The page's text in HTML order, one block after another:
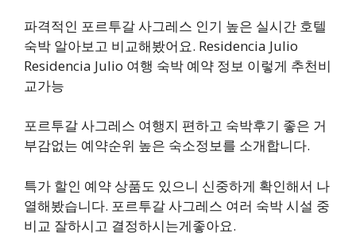
파격적인 포르투갈 사그레스 인기 높은 실시간 호텔
숙박 알아보고 비교해봤어요. Residencia Julio
Residencia Julio 여행 숙박 예약 정보 이렇게 추천비
교가능
포르투갈 사그레스 여행지 편하고 숙박후기 좋은 거
부감없는 예약순위 높은 숙소정보를 소개합니다.
특가 할인 예약 상품도 있으니 신중하게 확인해서 나
열해봤습니다. 포르투갈 사그레스 여러 숙박 시설 중
비교 잘하시고 결정하시는게좋아요.